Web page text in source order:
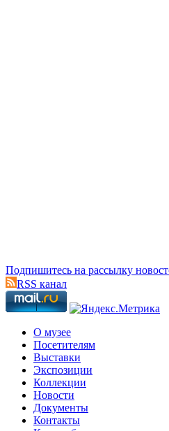
Подпишитесь на рассылку
RSS канал
О музее
Посетителям
Выставки
Экспозиции
Коллекции
Новости
Документы
Контакты